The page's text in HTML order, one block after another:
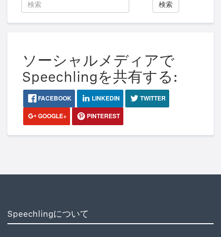
検索
ソーシャルメディアで
Speechlingを共有する:
FACEBOOK LINKEDIN
TWITTER
GOOGLE+
PINTEREST
Speechlingについて